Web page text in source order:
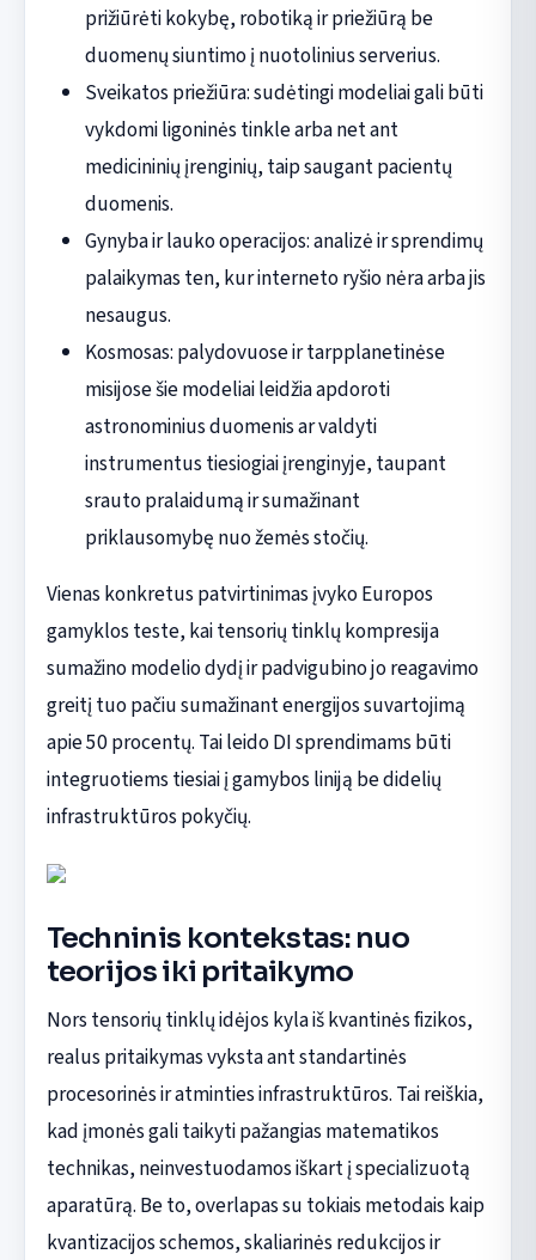
prižiūrėti kokybę, robotiką ir priežiūrą be
duomenų siuntimo į nuotolinius serverius.
Sveikatos priežiūra: sudėtingi modeliai gali būti
vykdomi ligoninės tinkle arba net ant
medicininių įrenginių, taip saugant pacientų
duomenis.
Gynyba ir lauko operacijos: analizė ir sprendimų
palaikymas ten, kur interneto ryšio nėra arba jis
nesaugus.
Kosmosas: palydovuose ir tarpplanetinėse
misijose šie modeliai leidžia apdoroti
astronominius duomenis ar valdyti
instrumentus tiesiogiai įrenginyje, taupant
srauto pralaidumą ir sumažinant
priklausomybę nuo žemės stočių.
Vienas konkretus patvirtinimas įvyko Europos
gamyklos teste, kai tensorių tinklų kompresija
sumažino modelio dydį ir padvigubino jo reagavimo
greitį tuo pačiu sumažinant energijos suvartojimą
apie 50 procentų. Tai leido DI sprendimams būti
integruotiems tiesiai į gamybos liniją be didelių
infrastruktūros pokyčių.
Techninis kontekstas: nuo
teorijos iki pritaikymo
Nors tensorių tinklų idėjos kyla iš kvantinės fizikos,
realus pritaikymas vyksta ant standartinės
procesorinės ir atminties infrastruktūros. Tai reiškia,
kad įmonės gali taikyti pažangias matematikos
technikas, neinvestuodamos iškart į specializuotą
aparatūrą. Be to, overlapas su tokiais metodais kaip
kvantizacijos schemos, skaliarinės redukcijos ir